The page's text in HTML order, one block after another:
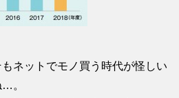
ネットでモノ買う時代が怪しい
。